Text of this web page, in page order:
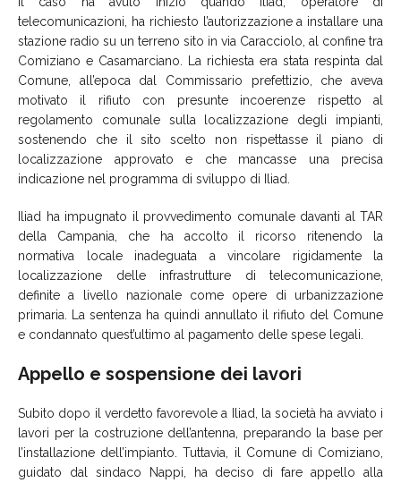
telecomunicazioni, ha richiesto l’autorizzazione a installare una
stazione radio su un terreno sito in via Caracciolo, al confine tra
Comiziano e Casamarciano. La richiesta era stata respinta dal
Comune, all’epoca dal Commissario prefettizio, che aveva
motivato il rifiuto con presunte incoerenze rispetto al
regolamento comunale sulla localizzazione degli impianti,
sostenendo che il sito scelto non rispettasse il piano di
localizzazione approvato e che mancasse una precisa
indicazione nel programma di sviluppo di Iliad.
Iliad ha impugnato il provvedimento comunale davanti al TAR
della Campania, che ha accolto il ricorso ritenendo la
normativa locale inadeguata a vincolare rigidamente la
localizzazione delle infrastrutture di telecomunicazione,
definite a livello nazionale come opere di urbanizzazione
primaria. La sentenza ha quindi annullato il rifiuto del Comune
e condannato quest’ultimo al pagamento delle spese legali.
Appello e sospensione dei lavori
Subito dopo il verdetto favorevole a Iliad, la società ha avviato i
lavori per la costruzione dell’antenna, preparando la base per
l’installazione dell’impianto. Tuttavia, il Comune di Comiziano,
guidato dal sindaco Nappi, ha deciso di fare appello alla